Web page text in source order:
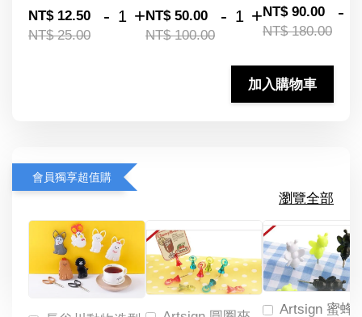
NT$ 12.50
NT$ 25.00
- +NT$ 50.00
NT$ 100.00
- +NT$ 90.00
NT$ 180.00
-
加入購物車
會員獨享超值購
瀏覽全部
Artsign 蜜蜂